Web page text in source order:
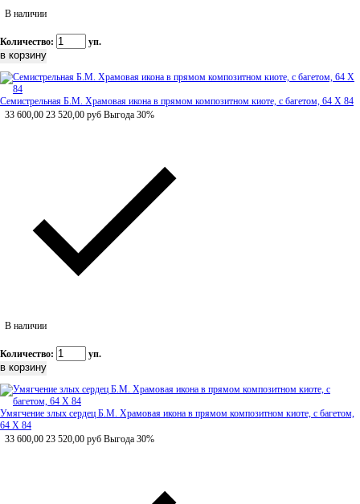
В наличии
Количество: уп.
Семистрельная Б.М. Храмовая икона в прямом композитном киоте, с багетом, 64 Х 84
33 600,00 23 520,00 руб Выгода 30%
В наличии
Количество: уп.
Умягчение злых сердец Б.М. Храмовая икона в прямом композитном киоте, с багетом,
64 Х 84
33 600,00 23 520,00 руб Выгода 30%